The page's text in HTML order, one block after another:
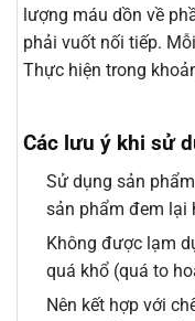
lượng máu dồn về
phải vuốt nối tiếp.
Thực hiện trong
Các lưu ý khi sử
Sử dụng sản
sản phẩm đem lại
Không được lạm
quá khổ (quá to
Nên kết hợp với